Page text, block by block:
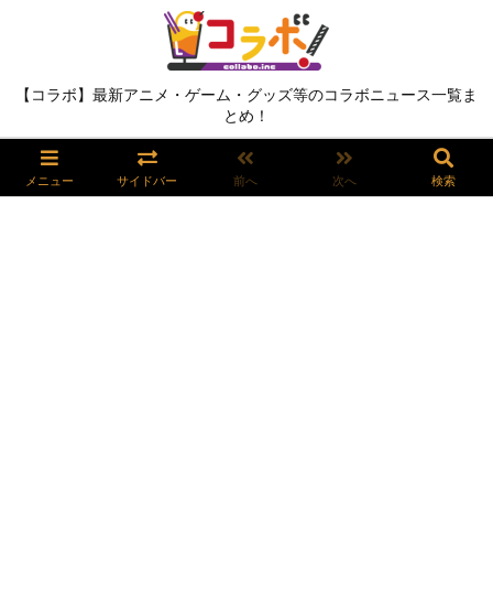
【コラボ】最新アニメ・ゲーム・グッズ等のコラボニュース一覧ま
とめ！
メニュー サイドバー 前へ 次へ 検索